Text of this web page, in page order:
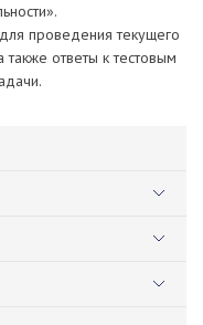
проведения текущего
также ответы к тестовым